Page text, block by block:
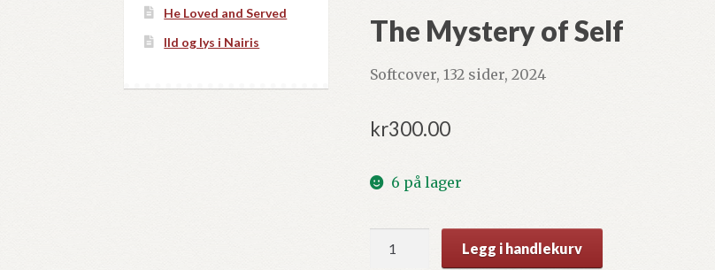
The Mystery of Self
Softcover, 132 sider, 2024
kr300.00
6 på lager
Peace
Legg i handlekurv
He Loved and Served
Ild og lys i Nairis